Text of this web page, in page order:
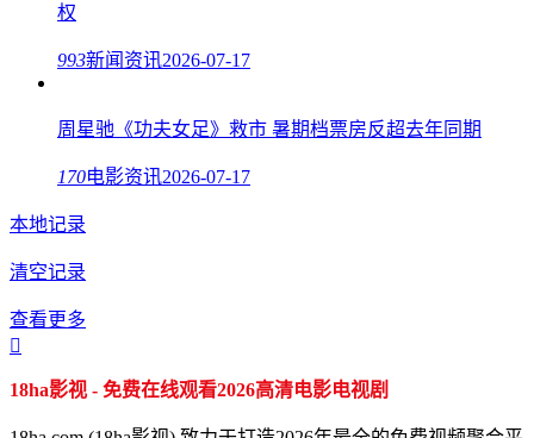
权
993新闻资讯2026-07-17
周星驰《功夫女足》救市 暑期档票房反超去年同期
170电影资讯2026-07-17
本地记录
清空记录
查看更多

18ha影视 - 免费在线观看2026高清电影电视剧